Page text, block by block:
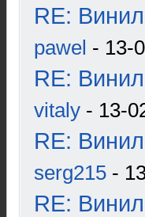
RE:
pawel - 13-
RE:
vitaly - 13-
RE:
serg215 -
RE: